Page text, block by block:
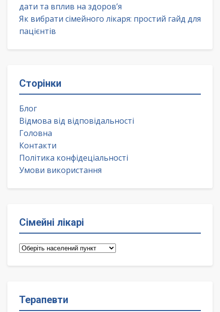
дати та вплив на здоров’я
Як вибрати сімейного лікаря: простий гайд для
пацієнтів
Сторінки
Блог
Відмова від відповідальності
Головна
Контакти
Політика конфідеціальності
Умови використання
Сімейні лікарі
Сімейні
Терапевти